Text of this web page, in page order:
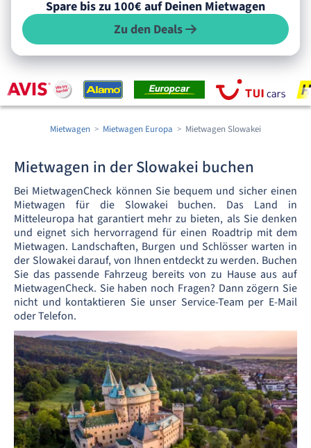
Spare bis zu 100€ auf Deinen Mietwagen
Zu den Deals
Mietwagen Mietwagen Europa Mietwagen Slowakei
Mietwagen in der Slowakei buchen
Bei MietwagenCheck können Sie bequem und sicher einen
Mietwagen für die Slowakei buchen. Das Land in
Mitteleuropa hat garantiert mehr zu bieten, als Sie denken
und eignet sich hervorragend für einen Roadtrip mit dem
Mietwagen. Landschaften, Burgen und Schlösser warten in
der Slowakei darauf, von Ihnen entdeckt zu werden. Buchen
Sie das passende Fahrzeug bereits von zu Hause aus auf
MietwagenCheck. Sie haben noch Fragen? Dann zögern Sie
nicht und kontaktieren Sie unser Service-Team per E-Mail
oder Telefon.